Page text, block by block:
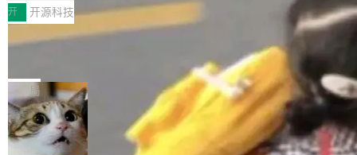
常维护操作，并完整支持 Iceberg V3 格式。
村国家自主创新示范区会议中心开幕。本届大会
由中关村智联软件服务业质量创新联盟主办，以
“智构可信·质创未来——AI原生时代的质量新范
式”为主题，直面AI从实验室走向规模化产业落地
的核心质量命题。会上，《2026智能研发生产力
工具选型手册》发布，Testin云测的Testin XAge
nt智能测试系统入选AI测试领域代表产品。对CI
O而言，这提示了一个转变：AI测试正在从效率
开 开源科技
让非法状态不可表示：一篇关于 ADT
有一种东西，一旦用过就回不去了。Alex Fedos
eev 管它叫"软件设计的基石"。 他说的东西不新
鲜——代数数据类型（ADT），尤其是和类型
（sum type）。但他说清楚了一件事：这不是类
型系统的学术体操，是日常编码的思维方式。 文
局
Cloudflare 开源内部企业 AI 平台 Clou
dflare OS
Cloudflare 发布了一个开源项目 Cloudflare O